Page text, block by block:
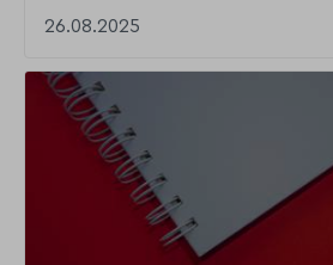
26.08.2025